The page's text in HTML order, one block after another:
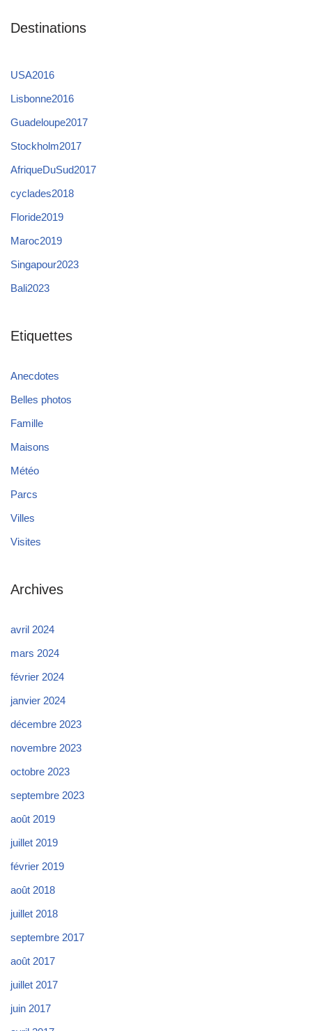
Destinations
USA2016
Lisbonne2016
Guadeloupe2017
Stockholm2017
AfriqueDuSud2017
cyclades2018
Floride2019
Maroc2019
Singapour2023
Bali2023
Etiquettes
Anecdotes
Belles photos
Famille
Maisons
Météo
Parcs
Villes
Visites
Archives
avril 2024
mars 2024
février 2024
janvier 2024
décembre 2023
novembre 2023
octobre 2023
septembre 2023
août 2019
juillet 2019
février 2019
août 2018
juillet 2018
septembre 2017
août 2017
juillet 2017
juin 2017